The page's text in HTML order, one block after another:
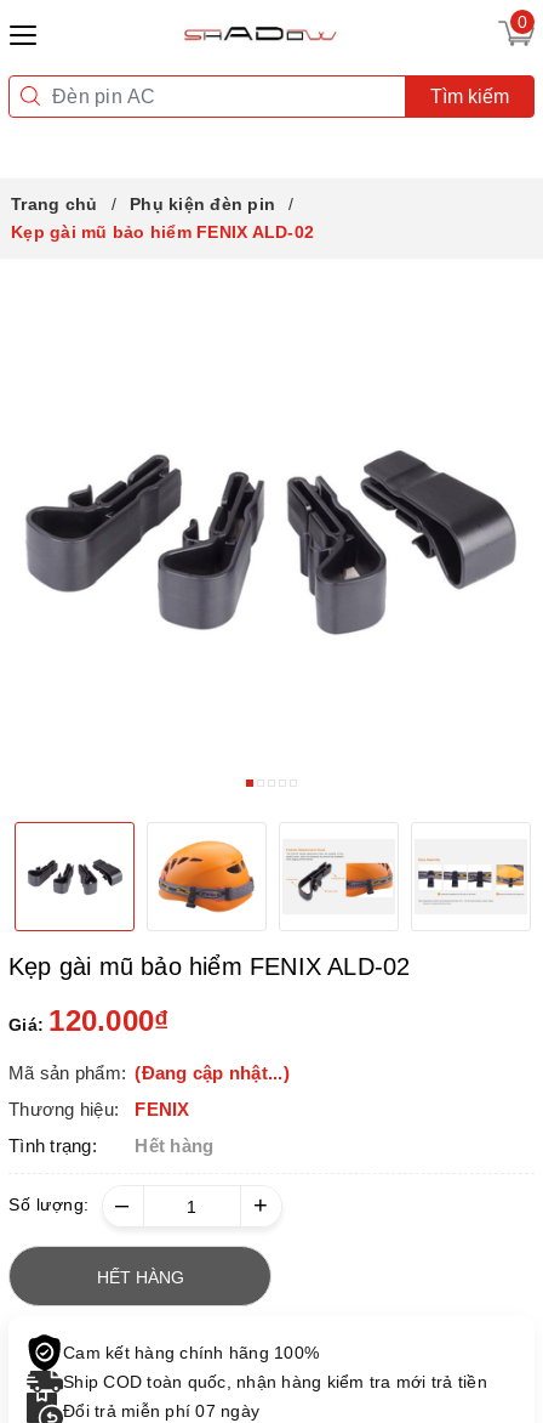
0
Tìm kiếm
Trang chủ
Phụ kiện đèn pin
Kẹp gài mũ bảo hiểm FENIX ALD-02
Kẹp gài mũ bảo hiểm FENIX ALD-02
Giá: 120.000₫
Mã sản phẩm: (Đang cập nhật...)
Thương hiệu:
FENIX
Tình trạng:
Hết hàng
Số lượng: – +
HẾT HÀNG
Cam kết hàng chính hãng 100%
Ship COD toàn quốc, nhận hàng kiểm tra mới trả tiền
Đổi trả miễn phí 07 ngày